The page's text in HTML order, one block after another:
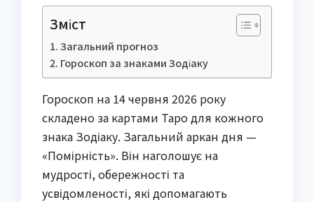
Зміст
Загальний прогноз
Гороскоп за знаками Зодіаку
Гороскоп на 14 червня 2026 року
складено за картами Таро для кожного
знака Зодіаку. Загальний аркан дня —
«Помірність». Він наголошує на
мудрості, обережності та
усвідомленості, які допомагають